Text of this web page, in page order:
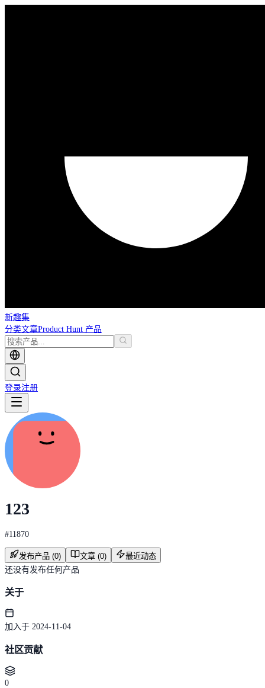
新趣集
分类文章Product Hunt 产品
登录注册
123
#11870
发布产品 (0) 文章 (0)
最近动态
还没有发布任何产品
关于
加入于 2024-11-04
社区贡献
0